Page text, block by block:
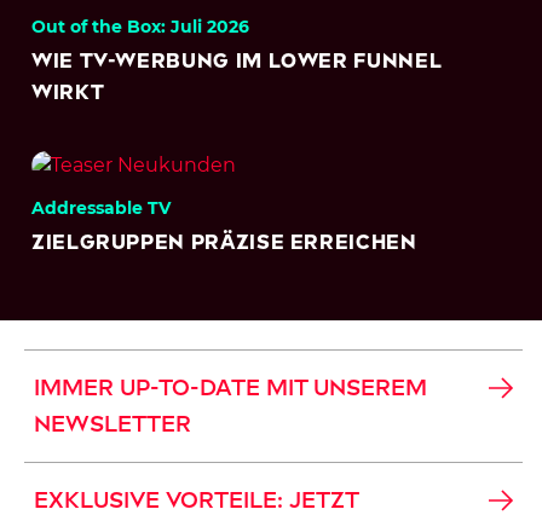
Out of the Box: Juli 2026
Wie TV-Werbung im Lower Funnel
wirkt
Addressable TV
Zielgruppen präzise erreichen
IMMER UP-TO-DATE MIT UNSEREM
NEWSLETTER
EXKLUSIVE VORTEILE: JETZT